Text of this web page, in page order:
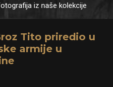
iz naše kolekcije
Tito priredio u
armije u